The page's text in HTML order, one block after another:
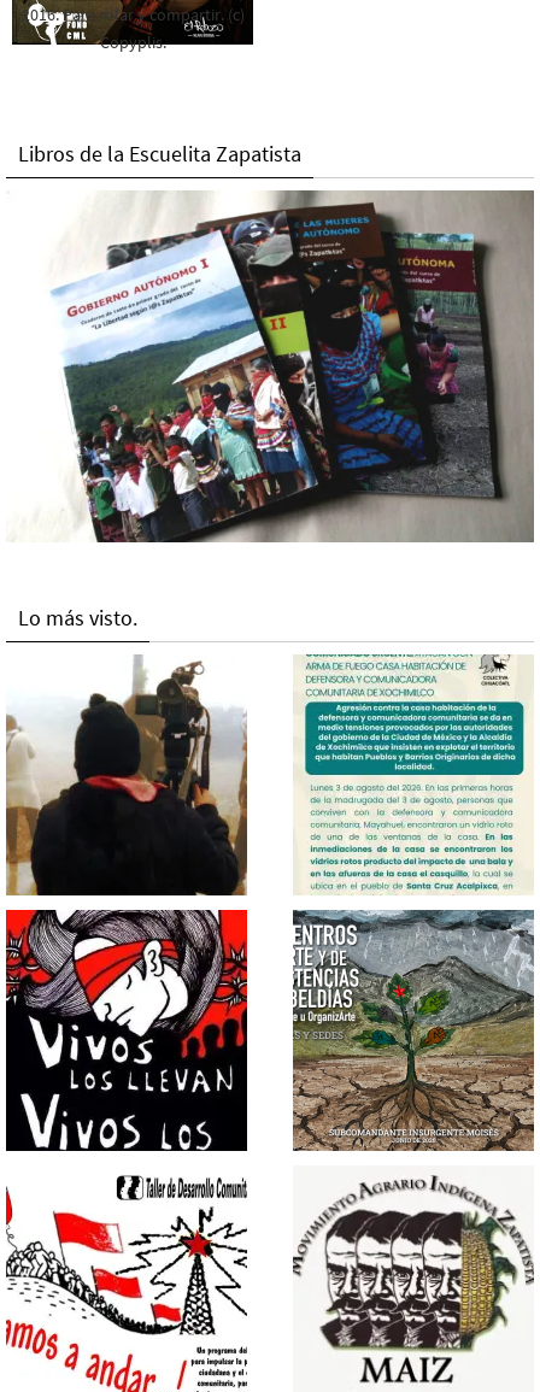
2016. Para rolar y compartir. (c)
Copyplis.
Libros de la Escuelita Zapatista
Lo más visto.